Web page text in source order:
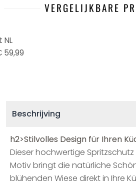
VERGELIJKBARE
NL
59,99
Beschrijving
h2>Stilvolles Design für Ihren
Dieser hochwertige
Motiv bringt die natürliche
blühenden Wiese direkt in Ihre